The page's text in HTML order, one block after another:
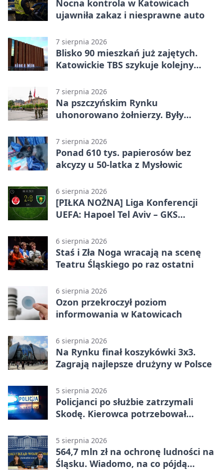
Nocna kontrola w Katowicach
ujawniła zakaz i niesprawne auto
7 sierpnia 2026
Blisko 90 mieszkań już zajętych.
Katowickie TBS szykuje kolejny
7 sierpnia 2026
Na pszczyńskim Rynku
uhonorowano żołnierzy. Były
7 sierpnia 2026
Ponad 610 tys. papierosów bez
akcyzy u 50-latka z Mysłowic
6 sierpnia 2026
[PIŁKA NOŻNA] Liga Konferencji
UEFA: Hapoel Tel Aviv – GKS
rundy kwalifikacyjnej
6 sierpnia 2026
Staś i Zła Noga wracają na scenę
Teatru Śląskiego po raz ostatni
6 sierpnia 2026
Ozon przekroczył poziom
informowania w Katowicach
6 sierpnia 2026
Na Rynku finał koszykówki 3x3.
Zagrają najlepsze drużyny w Polsce
5 sierpnia 2026
Policjanci po służbie zatrzymali
Skodę. Kierowca potrzebował
5 sierpnia 2026
564,7 mln zł na ochronę ludności na
Śląsku. Wiadomo, na co pójdą